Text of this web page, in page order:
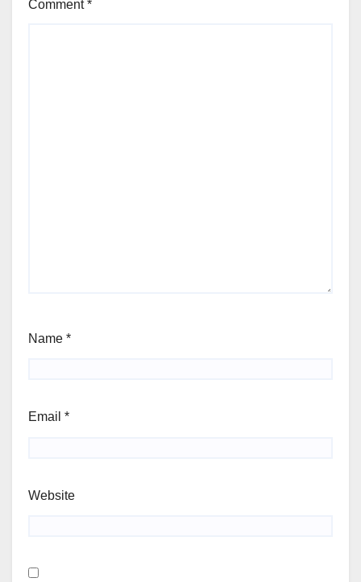
Comment*
Name *
Email *
Website